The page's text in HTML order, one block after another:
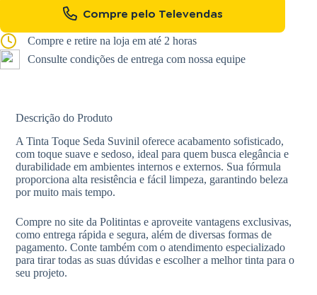
Compre pelo Televendas
Compre e retire na loja em até 2 horas
Consulte condições de entrega com nossa equipe
Descrição do Produto
A Tinta Toque Seda Suvinil oferece acabamento sofisticado,
com toque suave e sedoso, ideal para quem busca elegância e
durabilidade em ambientes internos e externos. Sua fórmula
proporciona alta resistência e fácil limpeza, garantindo beleza
por muito mais tempo.
Compre no site da Politintas e aproveite vantagens exclusivas,
como entrega rápida e segura, além de diversas formas de
pagamento. Conte também com o atendimento especializado
para tirar todas as suas dúvidas e escolher a melhor tinta para o
seu projeto.